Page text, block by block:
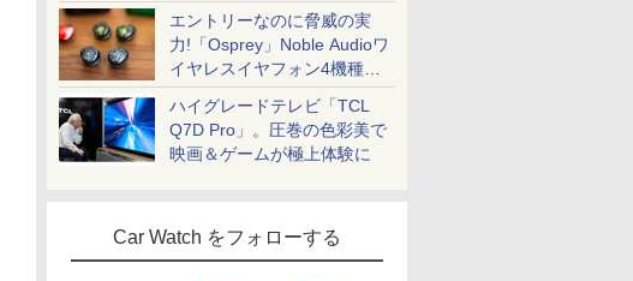
エントリーなのに脅威の実
力!「Osprey」Noble Audioワ
イヤレスイヤフォン4機種を
一気に聴く
ハイグレードテレビ「TCL
Q7D Pro」。圧巻の色彩美で
映画＆ゲームが極上体験に
Car Watch をフォローする